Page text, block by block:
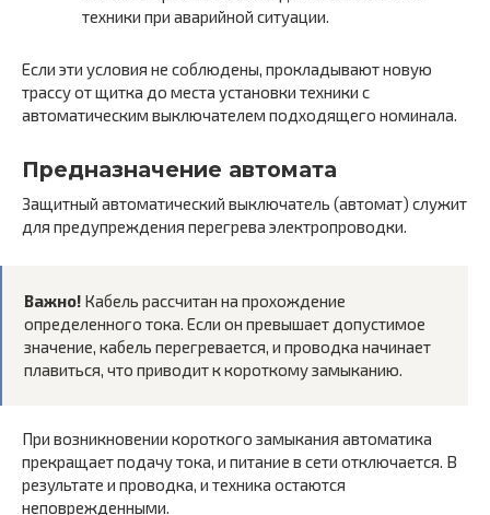
техники при аварийной ситуации.
Если эти условия не соблюдены, прокладывают новую
трассу от щитка до места установки техники с
автоматическим выключателем подходящего номинала.
Предназначение автомата
Защитный автоматический выключатель (автомат) служит
для предупреждения перегрева электропроводки.
Важно! Кабель рассчитан на прохождение
определенного тока. Если он превышает допустимое
значение, кабель перегревается, и проводка начинает
плавиться, что приводит к короткому замыканию.
При возникновении короткого замыкания автоматика
прекращает подачу тока, и питание в сети отключается. В
результате и проводка, и техника остаются
неповрежденными.